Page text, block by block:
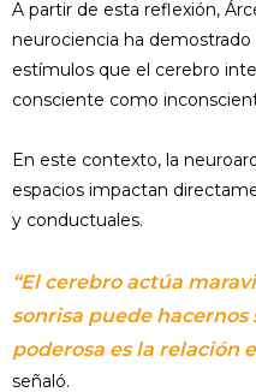
A partir de esta reflexión,
neurociencia ha
estímulos que el cerebro
consciente como
En este contexto, la
espacios impactan
y conductuales.
“El cerebro actúa
sonrisa puede hacernos
poderosa es la relación
señaló.